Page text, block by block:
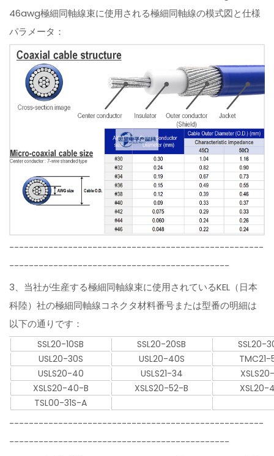
46awg極細同軸線束に使用される極細同軸線の模式図と仕様
パラメータ：
----------------------------------------------------
---------------------------------------------
3、当社が生産する極細同軸線束に使用されているKEL（日本
科陸）社の極細同軸線コネクタ材料番号または型番の明細は
以下の通りです：
SSL20-10SB SSL20-20SB
SSL20-
USL20-30S
USL20-40S
TMC21-
USLS20-40
USLS21-34
XSLS20-40-B
XSLS20-52-B
XSL20-
TSL00-31S-A
----------------------------------------------------
---------------------------------------------